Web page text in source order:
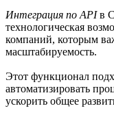
Интеграция по APIв
технологическая
компаний, которым
масштабируемость.
Этот функционал
автоматизировать
ускорить общее